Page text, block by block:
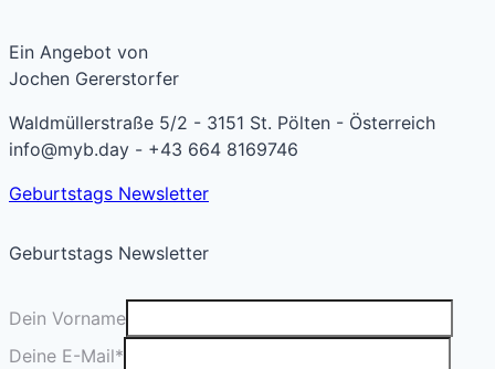
Ein Angebot von
Jochen Gererstorfer
Waldmüllerstraße 5/2 - 3151 St. Pölten - Österreich
info@myb.day - +43 664 8169746
Geburtstags Newsletter
Geburtstags Newsletter
Dein Vorname
Deine E-Mail*